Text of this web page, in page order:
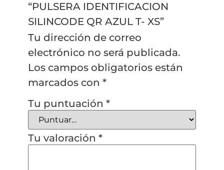
“PULSERA IDENTIFICACION
SILINCODE QR AZUL T- XS”
Tu dirección de correo
electrónico no será publicada.
Los campos obligatorios están
marcados con *
Tu puntuación *
Tu valoración *